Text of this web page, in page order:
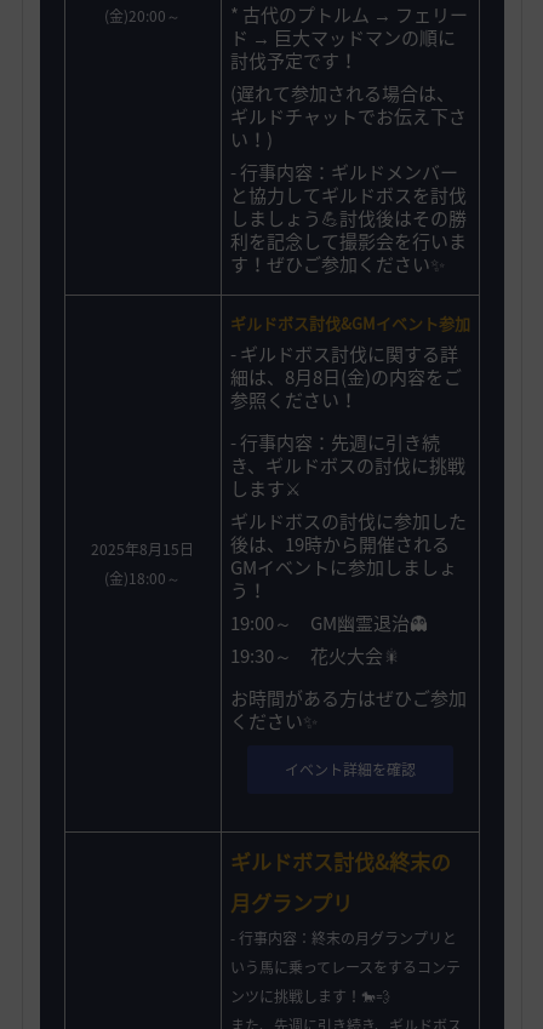
(金)20:00～
* 古代のプトルム → フェリー
ド → 巨大マッドマンの順に
討伐予定です！
(遅れて参加される場合は、
ギルドチャットでお伝え下さ
い！)
- 行事内容：ギルドメンバー
と協力してギルドボスを討伐
しましょう💪討伐後はその勝
利を記念して撮影会を行いま
す！ぜひご参加ください✨️
2025年8月15日
(金)18:00～
ギルドボス討伐&GMイベント参加
-ギルドボス討伐に関する詳
細は、8月8日(金)の内容をご
参照ください！
- 行事内容：先週に引き続
き、ギルドボスの討伐に挑戦
します⚔️
ギルドボスの討伐に参加した
後は、19時から開催される
GMイベントに参加しましょ
う！
19:00～ GM幽霊退治👻
19:30～ 花火大会🎇
お時間がある方はぜひご参加
ください✨️
イベント詳細を確認
ギルドボス討伐&終末の
月グランプリ
- 行事内容：終末の月グランプリと
いう馬に乗ってレースをするコンテ
ンツに挑戦します！🐎💨